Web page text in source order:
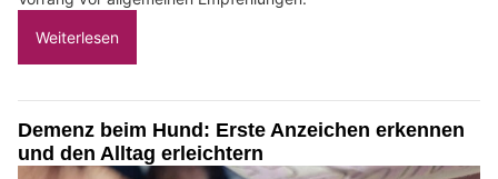
Weiterlesen
Demenz beim Hund: Erste Anzeichen erkennen
und den Alltag erleichtern